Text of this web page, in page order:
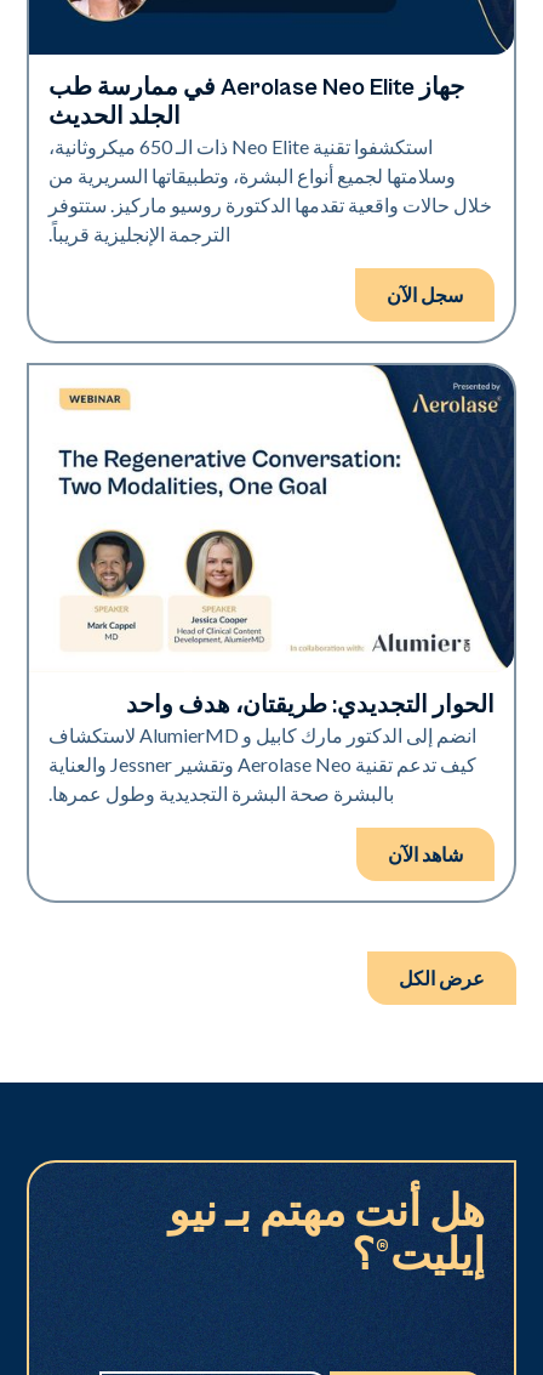
Neo Elite
جهاز Aerolase Neo Elite في ممارسة طب
الجلد الحديث
استكشفوا تقنية Neo Elite ذات الـ 650 ميكروثانية،
وسلامتها لجميع أنواع البشرة، وتطبيقاتها السريرية من
خلال حالات واقعية تقدمها الدكتورة روسيو ماركيز. ستتوفر
الترجمة الإنجليزية قريباً.
سجل الآن
Neo Elite
الحوار التجديدي: طريقتان، هدف واحد
انضم إلى الدكتور مارك كابيل و AlumierMD لاستكشاف
كيف تدعم تقنية Aerolase Neo وتقشير Jessner والعناية
بالبشرة صحة البشرة التجديدية وطول عمرها.
شاهد الآن
عرض الكل
هل أنت مهتم بـ نيو
إيليت®؟